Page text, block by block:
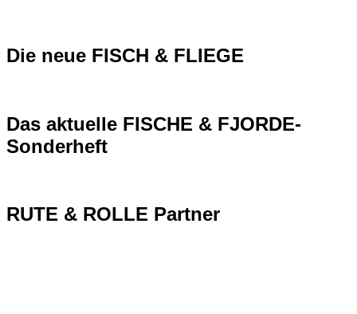
Die neue FISCH & FLIEGE
Das aktuelle FISCHE & FJORDE-
Sonderheft
RUTE & ROLLE Partner